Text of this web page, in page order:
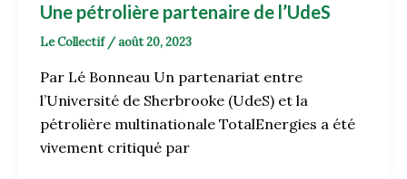
Une pétrolière partenaire de l’UdeS
Le Collectif /août 20, 2023
Par Lé Bonneau Un partenariat entre
l’Université de Sherbrooke (UdeS) et la
pétrolière multinationale TotalEnergies a été
vivement critiqué par